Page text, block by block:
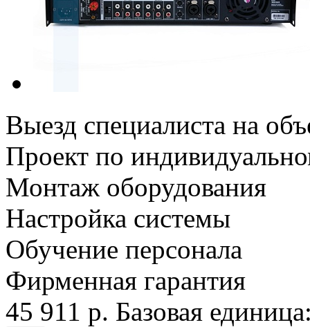
Выезд специалиста на
Проект по
Монтаж оборудования
Настройка системы
Обучение персонала
Фирменная гарантия
45 911 р. Базовая